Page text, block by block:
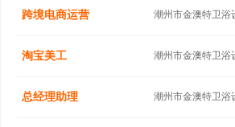
跨境电商运营 潮州市金澳特卫浴
淘宝美工 潮州市金澳特卫浴
总经理助理 潮州市金澳特卫浴